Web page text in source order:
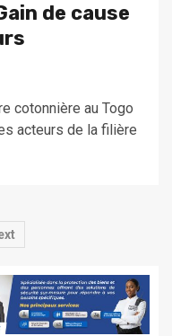
de cause
cotonnière au Togo
acteurs de la filière